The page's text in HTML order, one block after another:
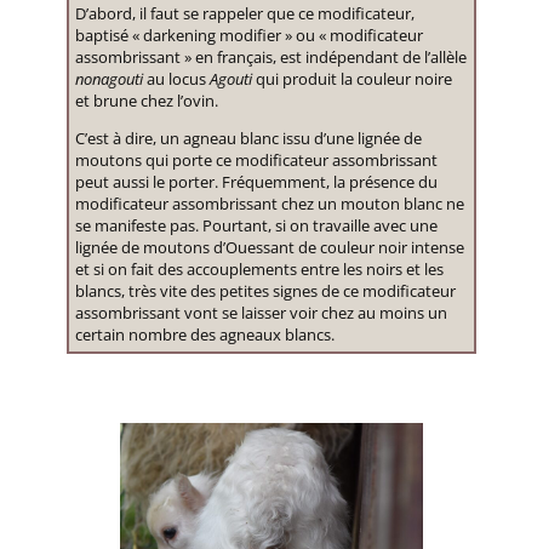
D’abord, il faut se rappeler que ce modificateur,
baptisé « darkening modifier » ou « modificateur
assombrissant » en français, est indépendant de l’allèle
nonagoutiau locusAgoutiqui produit la couleur noire
et brune chez l’ovin.
C’est à dire, un agneau blanc issu d’une lignée de
moutons qui porte ce modificateur assombrissant
peut aussi le porter. Fréquemment, la présence du
modificateur assombrissant chez un mouton blanc ne
se manifeste pas. Pourtant, si on travaille avec une
lignée de moutons d’Ouessant de couleur noir intense
et si on fait des accouplements entre les noirs et les
blancs, très vite des petites signes de ce modificateur
assombrissant vont se laisser voir chez au moins un
certain nombre des agneaux blancs.